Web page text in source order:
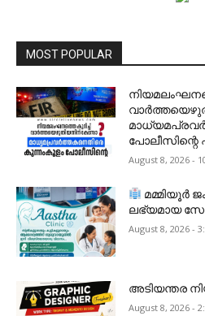
MOST POPULAR
പോലീസിന്റെ
August 8, 2026 -
മമ്മിയൂർ
ലഭ്യമായ
August 8, 2026 -
അടിയന്തര
August 8, 2026 -